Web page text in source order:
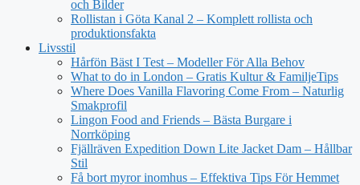
och Bilder
Rollistan i Göta Kanal 2 – Komplett rollista och
produktionsfakta
Livsstil
Hårfön Bäst I Test – Modeller För Alla Behov
What to do in London – Gratis Kultur & FamiljeTips
Where Does Vanilla Flavoring Come From – Naturlig
Smakprofil
Lingon Food and Friends – Bästa Burgare i
Norrköping
Fjällräven Expedition Down Lite Jacket Dam – Hållbar
Stil
Få bort myror inomhus – Effektiva Tips För Hemmet